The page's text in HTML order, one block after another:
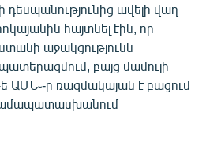
ավելի վաղ
հայտնել էին, որ
աջակցությունն
բայց մամուլի
ԱՄՆ֊-ը ռազմակայան է բացում